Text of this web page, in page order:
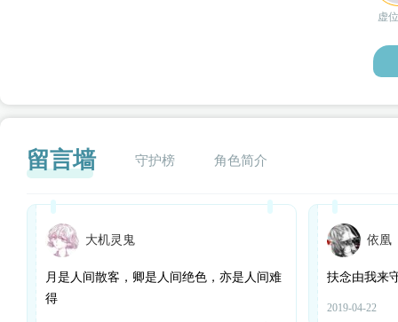
虚
留言墙 守护榜 角色简介
大机灵鬼
月是人间散客，卿是人间绝色，亦是人间难
得
依凰
扶念由我来
2019-04-22